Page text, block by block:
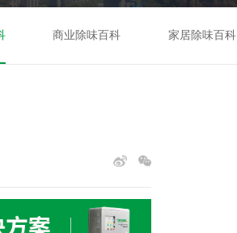
商业除味百科 家居除味百科